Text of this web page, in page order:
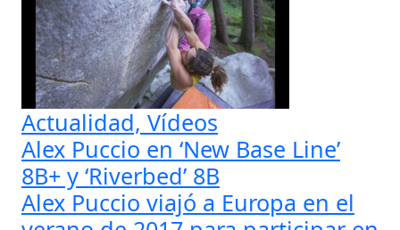
Actualidad, Vídeos
Alex Puccio en ‘New Base Line’
8B+ y ‘Riverbed’ 8B
Alex Puccio viajó a Europa en el